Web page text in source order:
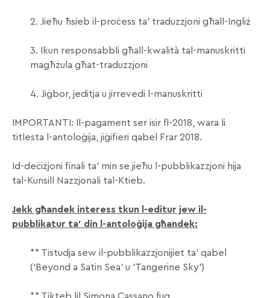
2. Jieħu ħsieb il-proċess ta’ traduzzjoni għall-Ingliż
3. Ikun responsabbli għall-kwalità tal-manuskritti
magħżula għat-traduzzjoni
4. Jiġbor, jeditja u jirrevedi l-manuskritti
IMPORTANTI: Il-pagament ser isir fl-2018, wara li
titlesta l-antoloġija, jiġifieri qabel Frar 2018.
Id-deċiżjoni finali ta’ min se jieħu l-pubblikazzjoni hija
tal-Kunsill Nazzjonali tal-Ktieb.
Jekk għandek interess tkun l-editur jew il-
pubblikatur ta’ din l-antoloġija għandek:
** Tistudja sew il-pubblikazzjonijiet ta’ qabel
(‘Beyond a Satin Sea’ u ‘Tangerine Sky’)
** Tikteb lil Simona Cassano fuq